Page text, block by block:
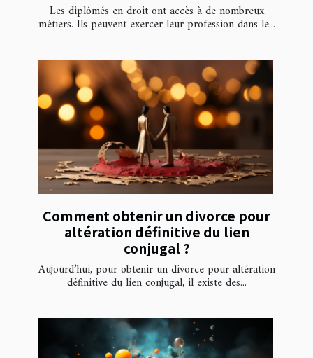
Les diplômés en droit ont accès à de nombreux
métiers. Ils peuvent exercer leur profession dans le...
Comment obtenir un divorce pour
altération définitive du lien
conjugal ?
Aujourd’hui, pour obtenir un divorce pour altération
définitive du lien conjugal, il existe des...